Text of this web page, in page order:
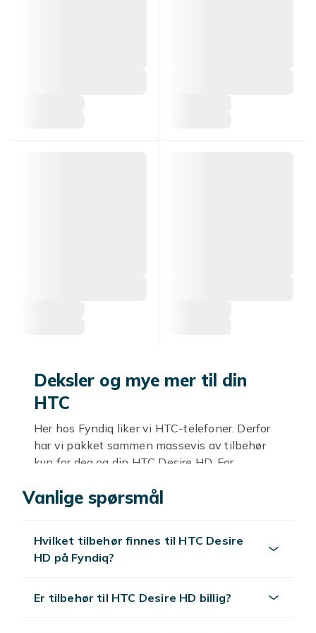
Deksler og mye mer til din
HTC
Her hos Fyndiq liker vi HTC-telefoner. Derfor
har vi pakket sammen massevis av tilbehør
kun for deg og din HTC Desire HD. For
stilige farger, silikondeksler og praktiske
alt du trenger i hverdagen. Mobil, kredittkort,
ID og visittkort i ett smart deksel. Du finner alt
gode priser også! Å kjøpe ting på nett skal
Vanlige spørsmål
Hvilket tilbehør finnes til HTC Desire
HD på Fyndiq?
Er tilbehør til HTC Desire HD billig?